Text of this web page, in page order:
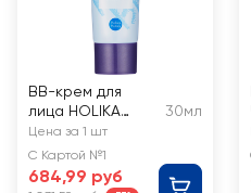
BB-крем для
лица HOLIKA
HOLIKA Petit
Moisturizing
SPF30
30мл
Цена за 1 шт
С Картой №1
684,99 руб